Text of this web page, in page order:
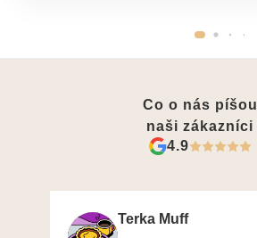
Co o nás píšou
naši zákazníci
4.9
Terka Muff